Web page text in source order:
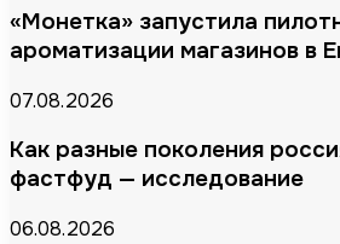
«Монетка» запустила
ароматизации магазинов в
07.08.2026
Как разные поколения
фастфуд — исследование
06.08.2026